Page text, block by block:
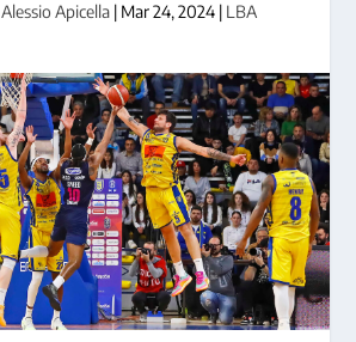
Alessio Apicella| Mar 24, 2024| LBA